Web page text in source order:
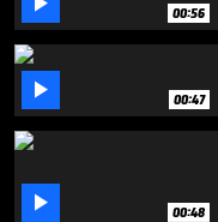
00:56
 00:47
 00:48